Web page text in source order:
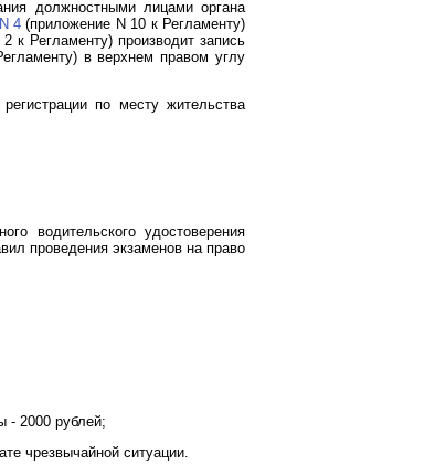
должностными лицами органа
4 (приложение N 10 к Регламенту)
к Регламенту) производит запись
в верхнем правом углу
по месту жительства
водительского удостоверения
проведения экзаменов на право
- 2000 рублей;
чрезвычайной ситуации.